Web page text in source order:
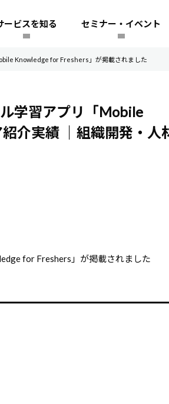
ービスを知る セミナー・イベント
Knowledge for Freshers」が掲載されました
学習アプリ「Mobile
介実績
｜組織開発・人
for Freshers」が掲載されました